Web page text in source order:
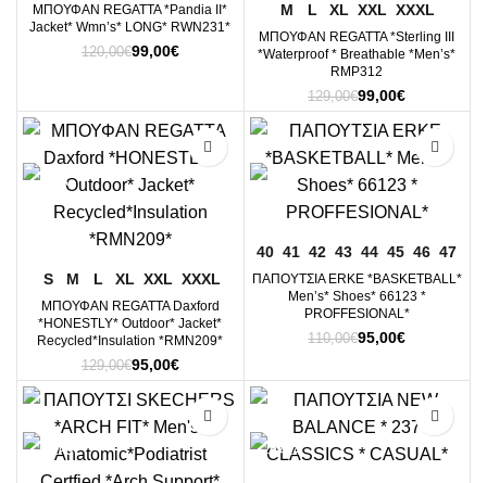
ΜΠΟΥΦΑΝ REGATTA *Pandia II*
Jacket* Wmn’s* LONG* RWN231*
120,00€Original
120,00€.
99,00€Η
είναι:
99,00€.
M L XL XXL XXXL
ΜΠΟΥΦΑΝ REGATTA *Sterling III
*Waterproof * Breathable *Men’s*
RMP312
129,00€Original
price
was:
129,00€.
99,00€Η
τρέχουσα
τιμή
είναι:
S M L XL XXL XXXL
ΜΠΟΥΦΑΝ REGATTA Daxford
*HONESTLY* Outdoor* Jacket*
Recycled*Insulation *RMN209*
129,00€Original
price
was:
129,00€.
95,00€Η
τρέχουσα
τιμή
είναι:
40 41 42 43 44 45 46 47
ΠΑΠΟΥΤΣΙΑ ERKE *BASKETBALL*
Men’s* Shoes* 66123 *
PROFFESIONAL*
110,00€Original
110,00€.
95,00€Η
είναι:
95,00€.